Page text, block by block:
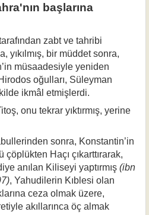
başlarına
zabt ve tahribi
yıkılmış, bir müddet sonra,
müsaadesiyle yeniden
oğulları, Süleyman
ikmâl etmişlerdi.
onu tekrar yıktırmış, yerine
sonra, Konstantin’in
Haçı çıkarttırarak,
anılan Kili­seyi yaptırmış (ibn
, Yahudilerin Kıblesi olan
ceza olmak üzere,
akılların­ca öç almak